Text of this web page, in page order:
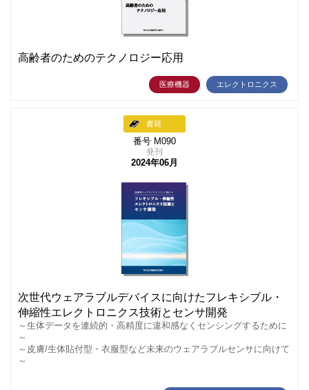
高齢者のためのテクノロジー応用
医療機器 エレクトロニクス
書籍
番号 M090
発刊
2024年06月
次世代ウェアラブルデバイスに向けたフレキシブル・
伸縮性エレクトロニクス技術とセンサ開発
～生体データを連続的・高精度に違和感なくセンシングするために
～
～皮膚/生体貼付型・衣服型など未来のウェアラブルセンサに向けて
～